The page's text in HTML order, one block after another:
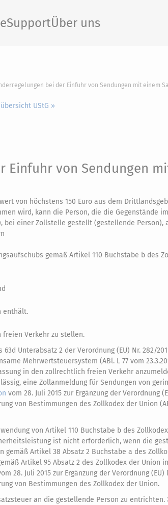
SupportÜber uns
bei der Einfuhr von Sendungen mit einem
UStG »
Einfuhr von Sendungen
von höchstens 150 Euro aus dem
wird, kann die Person, die die Gegenstände im
bei einer Zollstelle gestellt (gestellende Person),
gemäß Artikel 110 Buchstabe b des
enthält.
freien Verkehr zu stellen.
Unterabsatz 2 der Verordnung (EU) Nr. 282/
Mehrwertsteuersystem (ABl. L 77 vom
in den zollrechtlich freien Verkehr
eine Zollanmeldung für Sendungen von
vom 28. Juli 2015 zur Ergänzung der Verordnung
von Bestimmungen des Zollkodex der Union
von Artikel 110 Buchstabe b des
ist nicht erforderlich, wenn die
Artikel 38 Absatz 2 Buchstabe a des
Artikel 95 Absatz 2 des Zollkodex der Union
28. Juli 2015 zur Ergänzung der Verordnung (EU)
von Bestimmungen des Zollkodex der Union.
an die gestellende Person zu entrichten.